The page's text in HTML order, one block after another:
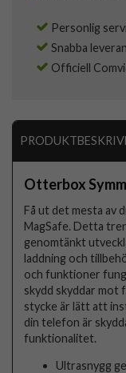
Personlig
Snabba
Officiell
Otterbox
Få ut det mesta av
MagSafe. Detta
genomtänkt
laddning och
och funktioner
skydd skyddar mot
stycke är lätt att
din telefon är
funktionalitet.
Ultrasnygg